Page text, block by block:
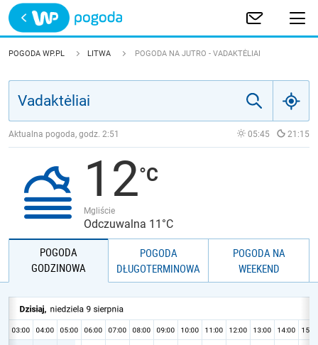
Trwa ładowanie
POLSKA
JAKOŚĆ POWIETRZA
POGODA WP.PL LITWA POGODA NA JUTRO - VADAKTĖLIAI
Aktualna pogoda, godz. 2:51 05:45 21:15
12
Mgliście
Odczuwalna 11°C
POGODA
GODZINOWA
POGODA
DŁUGOTERMINOWA
POGODA NA
WEEKEND